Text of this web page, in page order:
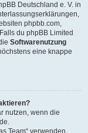
Deutschland e. V. in
phpbb.com,
du phpBB Limited
Softwarenutzung
eine knappe
nutzen, wenn die
Team“ verwenden.